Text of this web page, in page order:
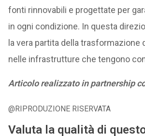
fonti rinnovabili e progettate per
in ogni condizione. In questa
la vera partita della trasformazione
nelle infrastrutture che tengono
Articolo realizzato in partnership
@RIPRODUZIONE RISERVATA
Valuta la qualità di